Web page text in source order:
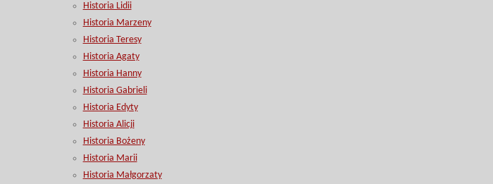
Historia Lidii
Historia Marzeny
Historia Teresy
Historia Agaty
Historia Hanny
Historia Gabrieli
Historia Edyty
Historia Alicji
Historia Bożeny
Historia Marii
Historia Małgorzaty